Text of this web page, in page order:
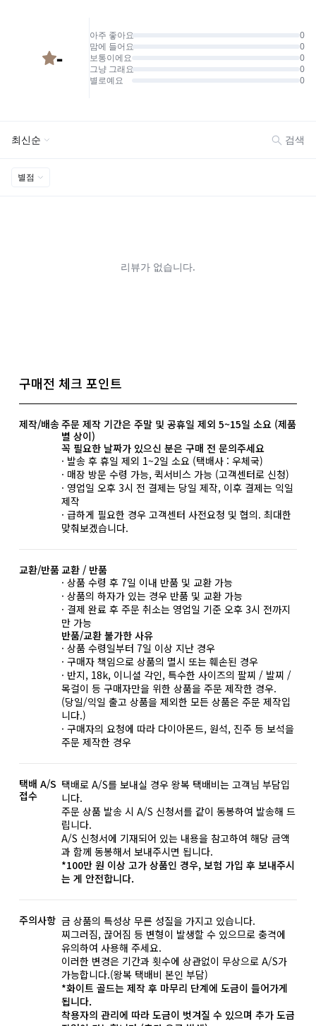
구매전 체크 포인트
제작/배송주문 제작 기간은 주말 및 공휴일 제외 5~15일 소요 (제품
별 상이)
꼭 필요한 날짜가 있으신 분은 구매 전 문의주세요
· 발송 후 휴일 제외 1~2일 소요 (택배사 : 우체국)
· 매장 방문 수령 가능, 퀵서비스 가능 (고객센터로 신청)
· 영업일 오후 3시 전 결제는 당일 제작, 이후 결제는 익일
제작
· 급하게 필요한 경우 고객센터 사전요청 및 협의. 최대한
맞춰보겠습니다.
교환/반품 교환 / 반품
· 상품 수령 후 7일 이내 반품 및 교환 가능
· 상품의 하자가 있는 경우 반품 및 교환 가능
· 결제 완료 후 주문 취소는 영업일 기준 오후 3시 전까지
만 가능
반품/교환 불가한 사유
· 상품 수령일부터 7일 이상 지난 경우
· 구매자 책임으로 상품의 멸시 또는 훼손된 경우
· 반지, 18k, 이니셜 각인, 특수한 사이즈의 팔찌 / 발찌 /
목걸이 등 구매자만을 위한 상품을 주문 제작한 경우.
(당일/익일 출고 상품을 제외한 모든 상품은 주문 제작입
니다.)
· 구매자의 요청에 따라 다이아몬드, 원석, 진주 등 보석을
주문 제작한 경우
택배 A/S
접수
택배로 A/S를 보내실 경우 왕복 택배비는 고객님 부담입
니다.
주문 상품 발송 시 A/S 신청서를 같이 동봉하여 발송해 드
립니다.
A/S 신청서에 기재되어 있는 내용을 참고하여 해당 금액
과 함께 동봉해서 보내주시면 됩니다.
*100만 원 이상 고가 상품인 경우, 보험 가입 후 보내주시
는 게 안전합니다.
주의사항 금 상품의 특성상 무른 성질을 가지고 있습니다.
찌그러짐, 끊어짐 등 변형이 발생할 수 있으므로 충격에
유의하여 사용해 주세요.
이러한 변경은 기간과 횟수에 상관없이 무상으로 A/S가
가능합니다.(왕복 택배비 본인 부담)
*화이트 골드는 제작 후 마무리 단계에 도금이 들어가게
됩니다.
착용자의 관리에 따라 도금이 벗겨질 수 있으며 추가 도금